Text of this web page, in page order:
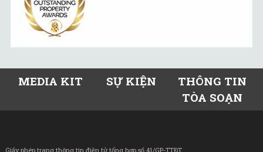
MEDIA KIT SỰ KIỆN
THÔNG TIN
TÒA SOẠN
Giấy phép trang thông tin điện tử tổng hợp số 41/GP-TTĐT